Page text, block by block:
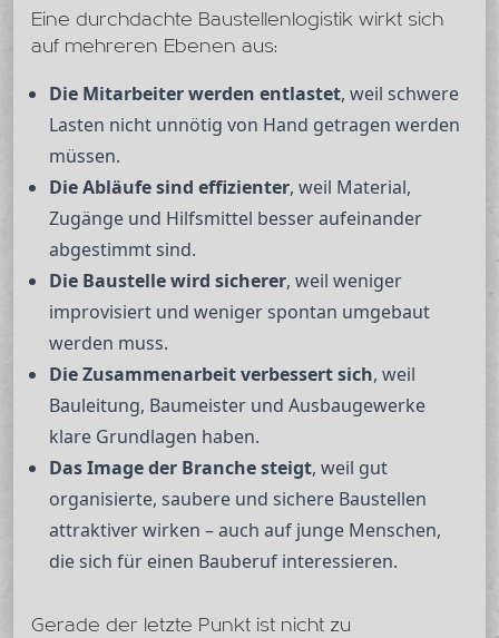
Eine durchdachte Baustellenlogistik wirkt sich
auf mehreren Ebenen aus:
Die Mitarbeiter werden entlastet, weil schwere
Lasten nicht unnötig von Hand getragen werden
müssen.
Die Abläufe sind effizienter, weil Material,
Zugänge und Hilfsmittel besser aufeinander
abgestimmt sind.
Die Baustelle wird sicherer, weil weniger
improvisiert und weniger spontan umgebaut
werden muss.
Die Zusammenarbeit verbessert sich, weil
Bauleitung, Baumeister und Ausbaugewerke
klare Grundlagen haben.
Das Image der Branche steigt, weil gut
organisierte, saubere und sichere Baustellen
attraktiver wirken – auch auf junge Menschen,
die sich für einen Bauberuf interessieren.
Gerade der letzte Punkt ist nicht zu